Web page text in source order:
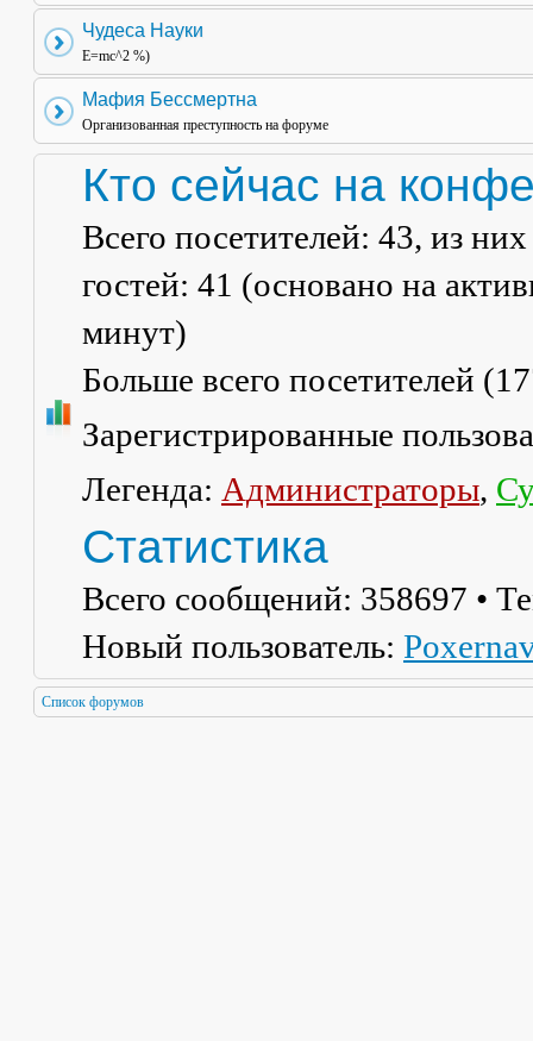
Чудеса Науки
E=mc^2 %)
Мафия Бессмертна
Организованная преступность на форуме
Кто сейчас на
Всего посетителей: 43, из
гостей: 41 (основано на
минут)
Больше всего посетителей (
Зарегистрированные
Легенда: Администраторы,
Статистика
Всего сообщений: 358697 •
Новый пользователь:
Список форумов